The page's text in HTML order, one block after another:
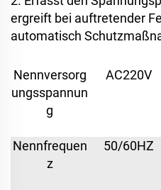
ergreift bei auftretender
automatisch
Nennversorg
ungsspannun
g
AC220V
Nennfrequen
z
50/60HZ